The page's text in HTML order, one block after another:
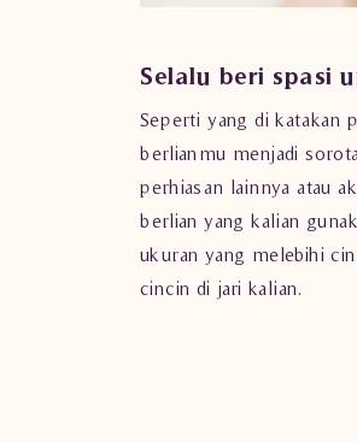
Selalu beri spasi
Seperti yang di katakan
berlianmu menjadi
perhiasan lainnya atau
berlian yang kalian
ukuran yang melebihi
cincin di jari kalian.